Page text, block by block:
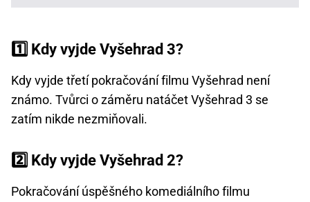
1️⃣ Kdy vyjde Vyšehrad 3?
Kdy vyjde třetí pokračování filmu Vyšehrad není
známo. Tvůrci o záměru natáčet Vyšehrad 3 se
zatím nikde nezmiňovali.
2️⃣ Kdy vyjde Vyšehrad 2?
Pokračování úspěšného komediálního filmu